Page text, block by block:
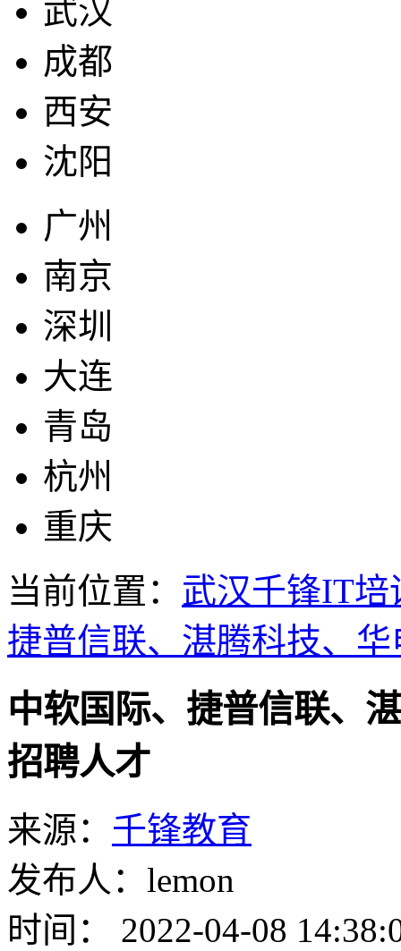
武汉
成都
西安
沈阳
广州
南京
深圳
大连
青岛
杭州
重庆
当前位置： 武汉千锋IT培
捷普信联、湛腾科技、
中软国际、捷普信联、
招聘人才
来源： 千锋教育
发布人：lemon
时间： 2022-04-08